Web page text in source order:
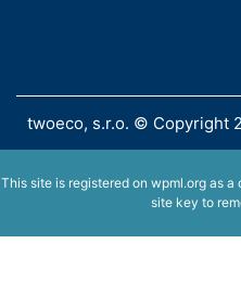
twoeco, s.r.o. © Copyright
This site is registered on wpml.org as a
site key to